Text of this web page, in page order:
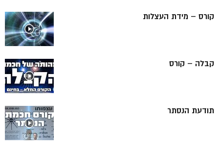
קורס – מידת העצלות
קבלה – קורס
תודעת הנסתר